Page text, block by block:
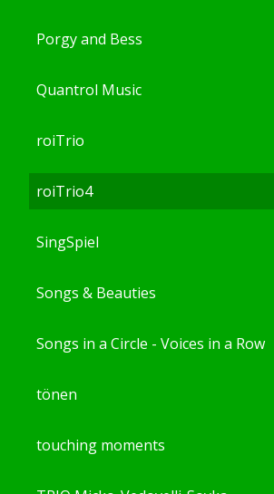
Porgy and Bess
Quantrol Music
roiTrio
roiTrio4
SingSpiel
Songs & Beauties
Songs in a Circle - Voices in a Row
tönen
touching moments